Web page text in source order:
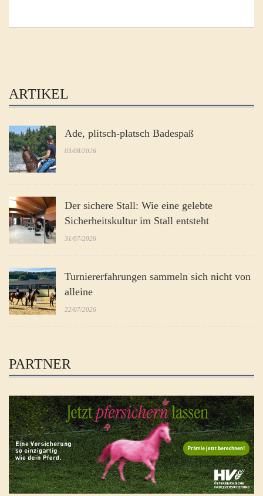
ARTIKEL
Ade, plitsch-platsch Badespaß
03/08/2026
Der sichere Stall: Wie eine gelebte
Sicherheitskultur im Stall entsteht
31/07/2026
Turniererfahrungen sammeln sich nicht von
alleine
22/07/2026
PARTNER